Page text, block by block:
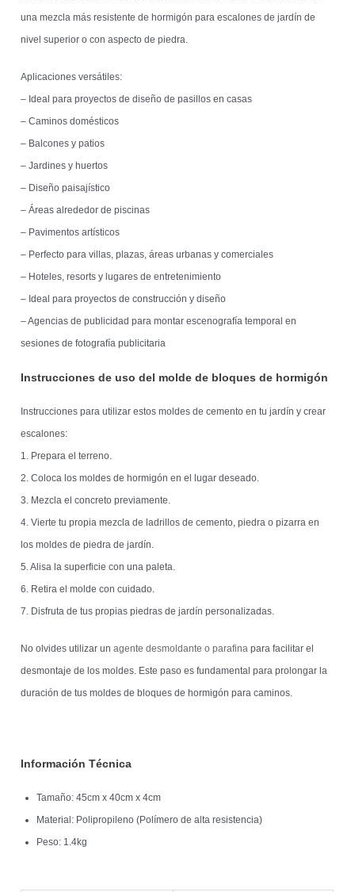
una mezcla más resistente de hormigón para escalones de jardín de
nivel superior o con aspecto de piedra.
Aplicaciones versátiles:
– Ideal para proyectos de diseño de pasillos en casas
– Caminos domésticos
– Balcones y patios
– Jardines y huertos
– Diseño paisajístico
– Áreas alrededor de piscinas
– Pavimentos artísticos
– Perfecto para villas, plazas, áreas urbanas y comerciales
– Hoteles, resorts y lugares de entretenimiento
– Ideal para proyectos de construcción y diseño
– Agencias de publicidad para montar escenografía temporal en
sesiones de fotografía publicitaria
Instrucciones de uso del molde de bloques de hormigón
Instrucciones para utilizar estos moldes de cemento en tu jardín y crear
escalones:
1. Prepara el terreno.
2. Coloca los moldes de hormigón en el lugar deseado.
3. Mezcla el concreto previamente.
4. Vierte tu propia mezcla de ladrillos de cemento, piedra o pizarra en
los moldes de piedra de jardín.
5. Alisa la superficie con una paleta.
6. Retira el molde con cuidado.
7. Disfruta de tus propias piedras de jardín personalizadas.
No olvides utilizar unagente desmoldante o parafina para facilitar el
desmontaje de los moldes. Este paso es fundamental para prolongar la
duración de tus moldes de bloques de hormigón para caminos.
Información Técnica
Tamaño: 45cm x 40cm x 4cm
Material: Polipropileno (Polímero de alta resistencia)
Peso: 1.4kg